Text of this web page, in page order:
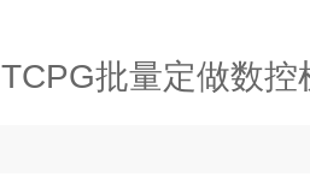
TCPG批量定做数